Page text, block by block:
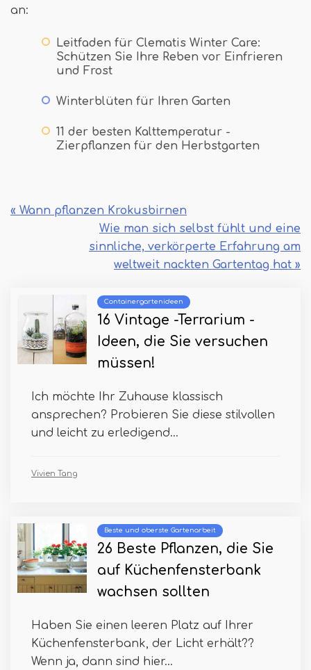
an:
Leitfaden für Clematis Winter Care:
Schützen Sie Ihre Reben vor Einfrieren
und Frost
Winterblüten für Ihren Garten
11 der besten Kalttemperatur -
Zierpflanzen für den Herbstgarten
« Wann pflanzen Krokusbirnen
Wie man sich selbst fühlt und eine
sinnliche, verkörperte Erfahrung am
weltweit nackten Gartentag hat »
Containergartenideen
16 Vintage -Terrarium -
Ideen, die Sie versuchen
müssen!
Ich möchte Ihr Zuhause klassisch
ansprechen? Probieren Sie diese stilvollen
und leicht zu erledigend...
Vivien Tang
Beste und oberste Gartenarbeit
26 Beste Pflanzen, die Sie
auf Küchenfensterbank
wachsen sollten
Haben Sie einen leeren Platz auf Ihrer
Küchenfensterbank, der Licht erhält??
Wenn ja, dann sind hier...